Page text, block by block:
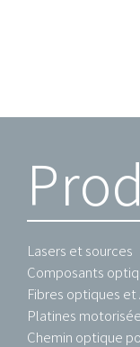
Lasers et sources
Composants
Fibres optiques et
Platines
Chemin optique